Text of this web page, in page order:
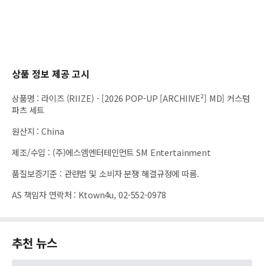
상품 정보 제공 고시
상품명 : 라이즈 (RIIZE) - [2026 POP-UP [ARCHIIVE²] MD] 커스텀
파츠 세트
원산지 :China
제조/수입 : (주)에스엠엔터테인먼트 SM Entertainment
품질보증기준 : 관련법 및 소비자 분쟁 해결규정에 따름.
AS 책임자 연락처 : Ktown4u, 02-552-0978
추천 뉴스